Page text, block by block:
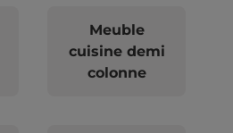
Meuble
cuisine demi
colonne